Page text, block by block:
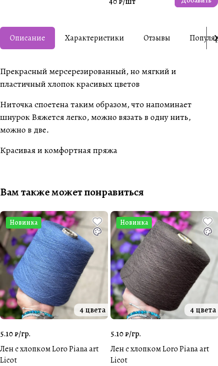
Описание Характеристики Отзывы
Прекрасный мерсерезированный, но мягкий и
пластичный хлопок красивых цветов
Ниточка споетена таким образом, что напоминает
шнурок Вяжется легко, можно вязать в одну нить,
можно в две.
Красивая и комфортная пряжа
Вам также может понравиться
Новинка
4 цвета
5.10 ₽/гр.
Лен с хлопком Loro Piana art
Licot
Новинка
4 цвета
5.10 ₽/гр.
Лен с хлопком Loro Piana art
Licot